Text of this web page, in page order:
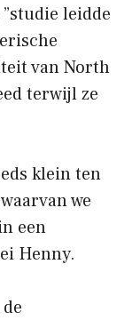
leidde
van North
terwijl ze
klein ten
we
een
Henny.